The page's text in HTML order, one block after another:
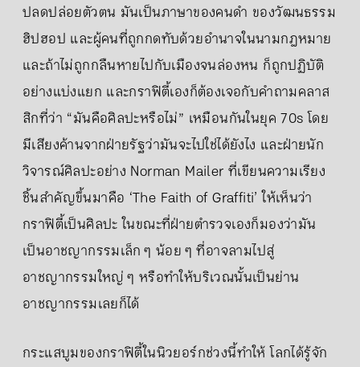
ปลดปล่อยตัวตน มันเป็นภาษาของคนดำ ของวัฒนธรรม
ฮิปฮอป และผู้คนที่ถูกกดทับด้วยอำนาจในนามกฎหมาย
และถ้าไม่ถูกกลืนหายไปกับเมืองจนล่องหน ก็ถูกปฏิบัติ
อย่างแบ่งแยก และกราฟิตี้เองก็ต้องเจอกับคำถามคลาส
สิกที่ว่า “มันคือศิลปะหรือไม่” เหมือนกันในยุค 70s โดย
มีเสียงค้านจากฝ่ายรัฐว่ามันจะไปใช่ได้ยังไง และฝ่ายนัก
วิจารณ์ศิลปะอย่าง Norman Mailer ที่เขียนความเรียง
ชิ้นสำคัญขึ้นมาคือ ‘The Faith of Graffiti’ ให้เห็นว่า
กราฟิตี้เป็นศิลปะ ในขณะที่ฝ่ายตำรวจเองก็มองว่ามัน
เป็นอาชญากรรมเล็ก ๆ น้อย ๆ ที่อาจลามไปสู่
อาชญากรรมใหญ่ ๆ หรือทำให้บริเวณนั้นเป็นย่าน
อาชญากรรมเลยก็ได้
กระแสบูมของกราฟิตี้ในนิวยอร์กช่วงนี้ทำให้ โลกได้รู้จัก